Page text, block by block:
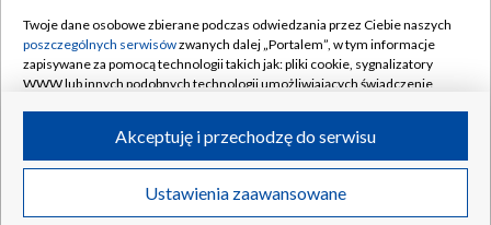
Rada Programowa
System NOS
Informacje o nadawcy
Program dla prasy
Ogłoszenie przetargowe
Kontakt
Kanały
©2026 Telewizja Polska S.A. w likwidacji
Twoje dane osobowe zbierane podczas odwiedzania przez Ciebie naszych
poszczególnych serwisówzwanych dalej „Portalem”, w tym informacje
zapisywane za pomocą technologii takich jak: pliki cookie, sygnalizatory
WWW lub innych podobnych technologii umożliwiających świadczenie
ruchu w Internecie.
Twoje dane osobowe zbierane podczas odwiedzania przez Ciebie
poszczególnych serwisówna Portalu, takie jak adresy IP, identyfikatory
Ustawienia zaawansowane
Akceptuję i przechodzę do serwisu